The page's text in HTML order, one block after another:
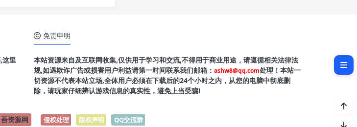
课程介绍
这里
免责申明
本站资源来自及互联网收集,仅供用于学习和交流,不得用于商业用途，请遵循相关法律法
规,如遇欺诈广告或损害用户利益请第一时间联系我们邮箱： ashw8@qq.com处理！本站一
切资源不代表本站立场,全体用户必须在下载后的24个小时之内，从您的电脑中彻底删
除，请玩家仔细辨认游戏信息的真实性，避免上当受骗!
吾资源网 侵权处理 版权声明 QQ交流群